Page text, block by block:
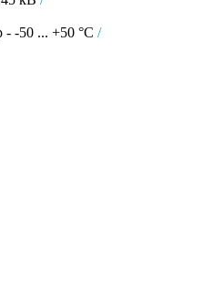
- -50 ... +50 °C /